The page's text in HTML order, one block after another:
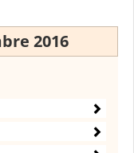
2016